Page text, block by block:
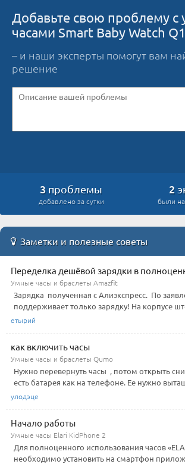
Добавьте свою проблему
часами Smart Baby Watch
– и наши эксперты помогут вам
решение
3 проблемы
добавлено за сутки
2
были на
Заметки и полезные советы
Переделка дешёвой зарядки в
Умные часы и браслеты Amazfit
Зарядка полученная с Алиэкспресс. По
поддерживает только зарядку! На корпусе
етырий
как включить часы
Умные часы и браслеты Qumo
Нужно перевернуть часы , потом открыть
есть батарея как на телефоне. Ее нужно
улодэце
Начало работы
Умные часы Elari KidPhone 2
Для полноценного использования часов
необходимо установить на смартфон